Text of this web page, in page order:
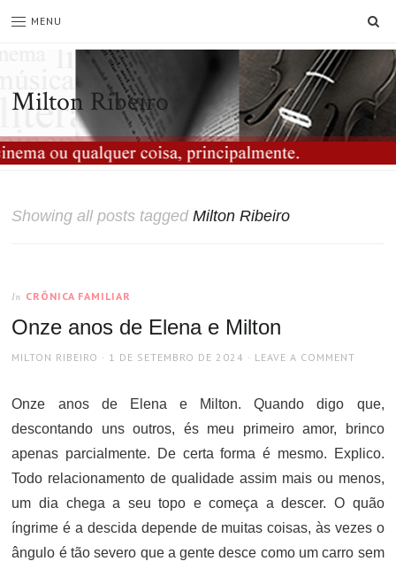
MENU
Milton Ribeiro
Showing all posts taggedMilton Ribeiro
In CRÔNICA FAMILIAR
Onze anos de Elena e Milton
AUTHOR
MILTON RIBEIRO
POSTED
1 DE SETEMBRO DE 2024 LEAVE A COMMENT
Onze anos de Elena e Milton. Quando digo que,
descontando uns outros, és meu primeiro amor, brinco
apenas parcialmente. De certa forma é mesmo. Explico.
Todo relacionamento de qualidade assim mais ou menos,
um dia chega a seu topo e começa a descer. O quão
íngrime é a descida depende de muitas coisas, às vezes o
ângulo é tão severo que a gente desce como um carro sem